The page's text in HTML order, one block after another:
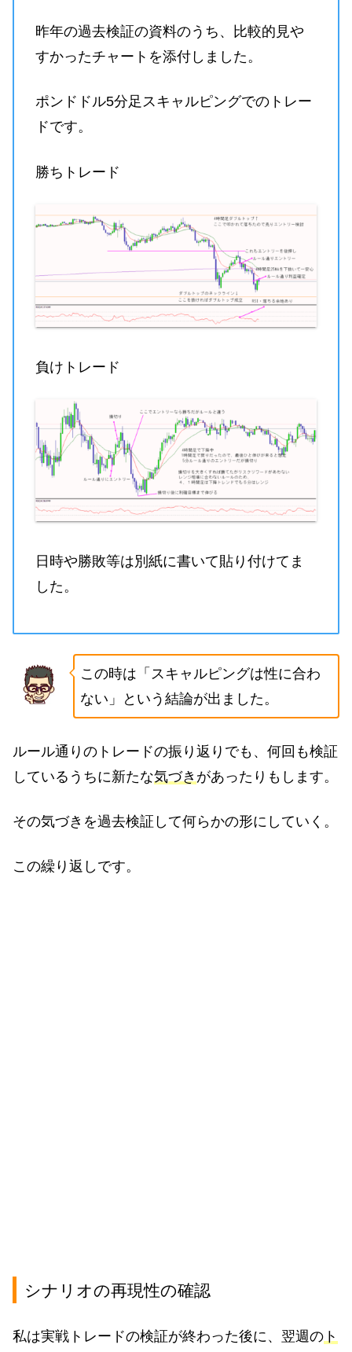
昨年の過去検証の資料のうち、比較的見や
すかったチャートを添付しました。
ポンドドル5分足スキャルピングでのトレー
ドです。
勝ちトレード
負けトレード
日時や勝敗等は別紙に書いて貼り付けてま
した。
この時は「スキャルピングは性に合わ
ない」という結論が出ました。
ルール通りのトレードの振り返りでも、何回も検証
しているうちに新たな気づき があったりもします。
その気づきを過去検証して何らかの形にしていく。
この繰り返しです。
シナリオの再現性の確認
私は実戦トレードの検証が終わった後に、翌週の ト